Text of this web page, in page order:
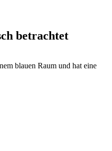
betrachtet